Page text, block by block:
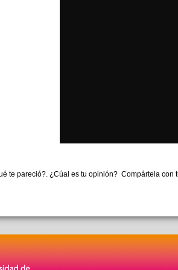
te pareció?. ¿Cúal es tu opinión? Compártela con